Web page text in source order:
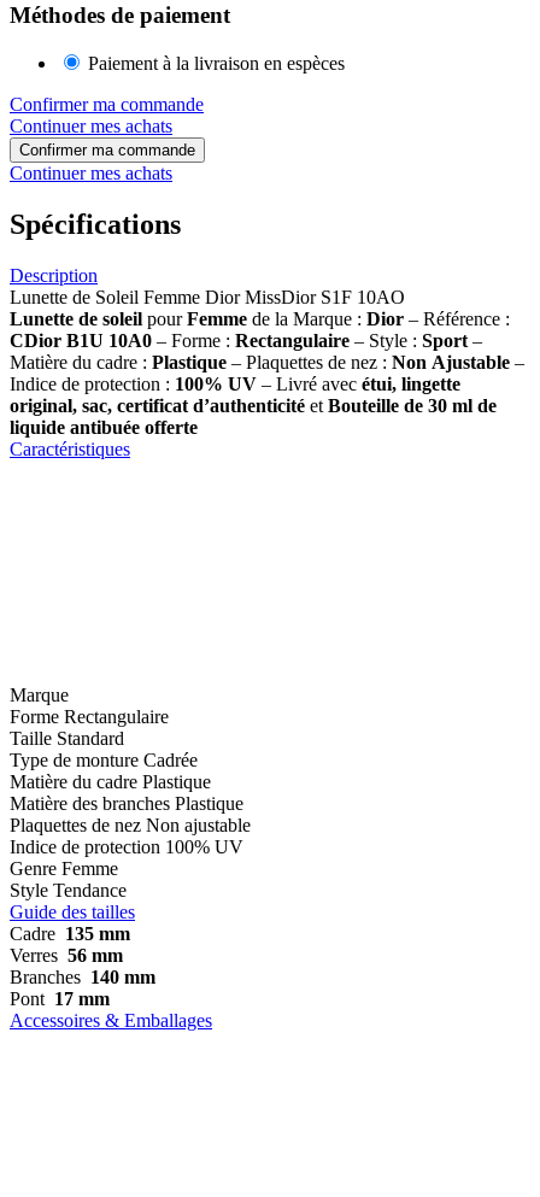
Méthodes de paiement
Paiement à la livraison en espèces
Confirmer ma commande
Continuer mes achats
Confirmer ma commande
Continuer mes achats
Spécifications
Description
Lunette de Soleil Femme Dior MissDior S1F 10AO
Lunette de soleil pourFemme de la Marque : Dior – Référence :
CDior B1U 10A0 – Forme : Rectangulaire – Style : Sport –
Matière du cadre : Plastique – Plaquettes de nez : Non Ajustable –
Indice de protection : 100% UV – Livré avec étui, lingette
original, sac, certificat d’authenticité et Bouteille de 30 ml de
liquide antibuée offerte
Caractéristiques
Marque
Forme Rectangulaire
Taille Standard
Type de monture Cadrée
Matière du cadre Plastique
Matière des branches Plastique
Plaquettes de nez Non ajustable
Indice de protection 100% UV
Genre Femme
Style Tendance
Guide des tailles
Cadre 135 mm
Verres 56 mm
Branches 140 mm
Pont 17 mm
Accessoires & Emballages